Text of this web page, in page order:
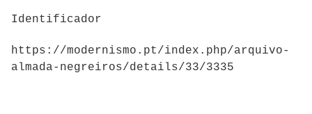
Identificador
https://modernismo.pt/index.php/arquivo-
almada-negreiros/details/33/3335